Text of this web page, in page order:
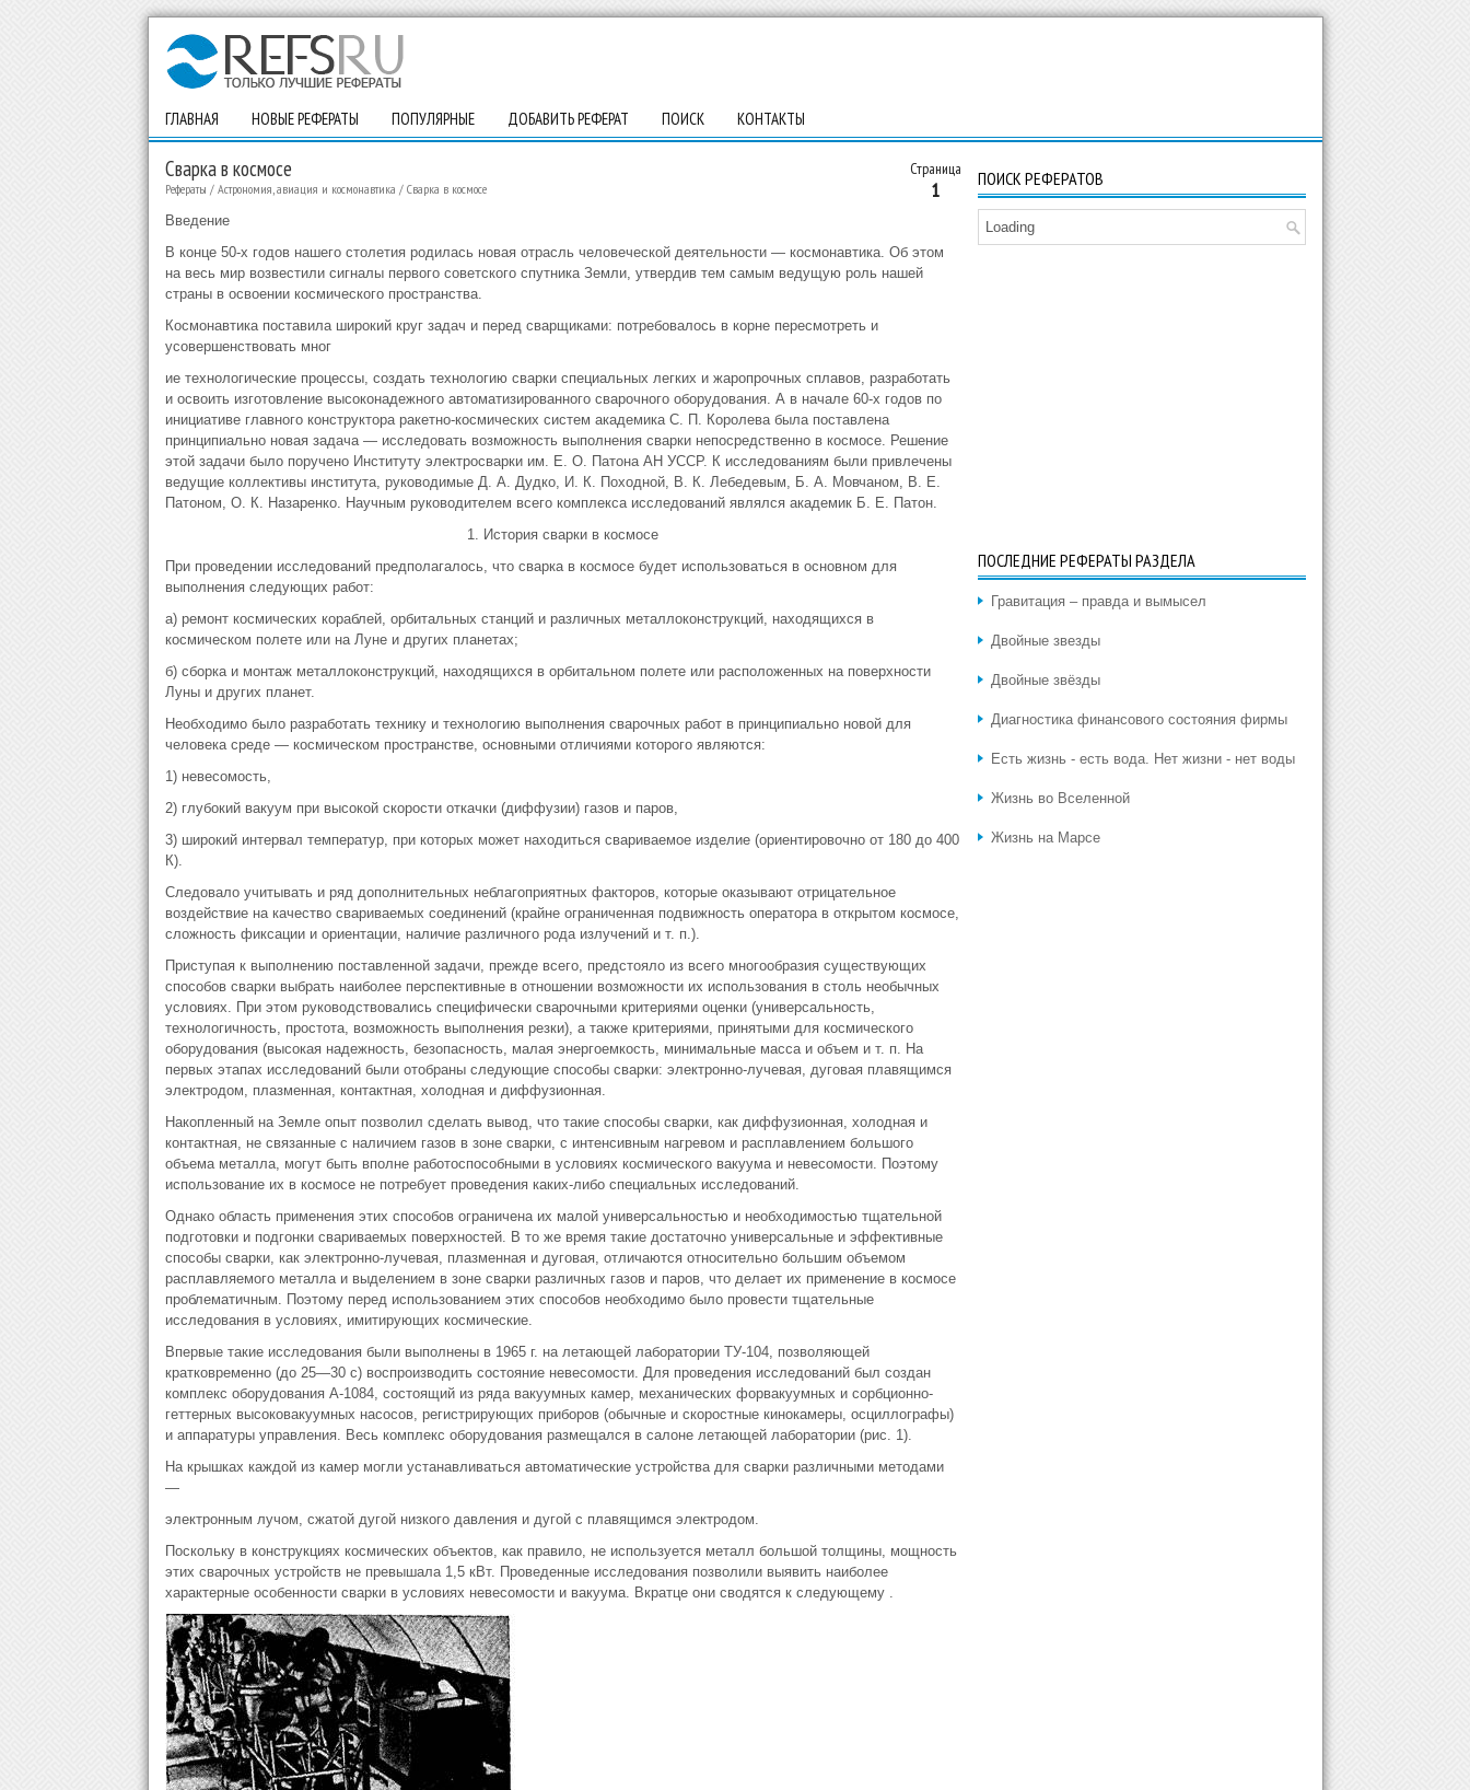
ГЛАВНАЯ НОВЫЕ РЕФЕРАТЫ ПОПУЛЯРНЫЕ ДОБАВИТЬ РЕФЕРАТ ПОИСК КОНТАКТЫ
Страница
1
Сварка в космосе
Рефераты / Астрономия, авиация и космонавтика / Сварка в космосе
Введение
В конце 50-х годов нашего столетия родилась новая отрасль человеческой деятельности — космонавтика. Об этом
на весь мир возвестили сигналы первого советского спутника Земли, утвердив тем самым ведущую роль нашей
страны в освоении космического пространства.
Космонавтика поставила широкий круг задач и перед сварщиками: потребовалось в корне пересмотреть и
усовершенствовать мног
ие технологические процессы, создать технологию сварки специальных легких и жаропрочных сплавов, разработать
и освоить изготовление высоконадежного автоматизированного сварочного оборудования. А в начале 60-х годов по
инициативе главного конструктора ракетно-космических систем академика С. П. Королева была поставлена
принципиально новая задача — исследовать возможность выполнения сварки непосредственно в космосе. Решение
этой задачи было поручено Институту электросварки им. Е. О. Патона АН УССР. К исследованиям были привлечены
ведущие коллективы института, руководимые Д. А. Дудко, И. К. Походной, В. К. Лебедевым, Б. А. Мовчаном, В. Е.
Патоном, О. К. Назаренко. Научным руководителем всего комплекса исследований являлся академик Б. Е. Патон.
1. История сварки в космосе
При проведении исследований предполагалось, что сварка в космосе будет использоваться в основном для
выполнения следующих работ:
а) ремонт космических кораблей, орбитальных станций и различных металлоконструкций, находящихся в
космическом полете или на Луне и других планетах;
б) сборка и монтаж металлоконструкций, находящихся в орбитальном полете или расположенных на поверхности
Луны и других планет.
Необходимо было разработать технику и технологию выполнения сварочных работ в принципиально новой для
человека среде — космическом пространстве, основными отличиями которого являются:
1) невесомость,
2) глубокий вакуум при высокой скорости откачки (диффузии) газов и паров,
3) широкий интервал температур, при которых может находиться свариваемое изделие (ориентировочно от 180 до 400
К).
Следовало учитывать и ряд дополнительных неблагоприятных факторов, которые оказывают отрицательное
воздействие на качество свариваемых соединений (крайне ограниченная подвижность оператора в открытом космосе,
сложность фиксации и ориентации, наличие различного рода излучений и т. п.).
Приступая к выполнению поставленной задачи, прежде всего, предстояло из всего многообразия существующих
способов сварки выбрать наиболее перспективные в отношении возможности их использования в столь необычных
условиях. При этом руководствовались специфически сварочными критериями оценки (универсальность,
технологичность, простота, возможность выполнения резки), а также критериями, принятыми для космического
оборудования (высокая надежность, безопасность, малая энергоемкость, минимальные масса и объем и т. п. На
первых этапах исследований были отобраны следующие способы сварки: электронно-лучевая, дуговая плавящимся
электродом, плазменная, контактная, холодная и диффузионная.
Накопленный на Земле опыт позволил сделать вывод, что такие способы сварки, как диффузионная, холодная и
контактная, не связанные с наличием газов в зоне сварки, с интенсивным нагревом и расплавлением большого
объема металла, могут быть вполне работоспособными в условиях космического вакуума и невесомости. Поэтому
использование их в космосе не потребует проведения каких-либо специальных исследований.
Однако область применения этих способов ограничена их малой универсальностью и необходимостью тщательной
подготовки и подгонки свариваемых поверхностей. В то же время такие достаточно универсальные и эффективные
способы сварки, как электронно-лучевая, плазменная и дуговая, отличаются относительно большим объемом
расплавляемого металла и выделением в зоне сварки различных газов и паров, что делает их применение в космосе
проблематичным. Поэтому перед использованием этих способов необходимо было провести тщательные
исследования в условиях, имитирующих космические.
Впервые такие исследования были выполнены в 1965 г. на летающей лаборатории ТУ-104, позволяющей
кратковременно (до 25—30 с) воспроизводить состояние невесомости. Для проведения исследований был создан
комплекс оборудования А-1084, состоящий из ряда вакуумных камер, механических форвакуумных и сорбционно-
геттерных высоковакуумных насосов, регистрирующих приборов (обычные и скоростные кинокамеры, осциллографы)
и аппаратуры управления. Весь комплекс оборудования размещался в салоне летающей лаборатории (рис. 1).
На крышках каждой из камер могли устанавливаться автоматические устройства для сварки различными методами
—
электронным лучом, сжатой дугой низкого давления и дугой с плавящимся электродом.
Поскольку в конструкциях космических объектов, как правило, не используется металл большой толщины, мощность
этих сварочных устройств не превышала 1,5 кВт. Проведенные исследования позволили выявить наиболее
характерные особенности сварки в условиях невесомости и вакуума. Вкратце они сводятся к следующему .
ПОИСК РЕФЕРАТОВ
Loading
ПОСЛЕДНИЕ РЕФЕРАТЫ РАЗДЕЛА
Гравитация – правда и вымысел
Двойные звезды
Двойные звёзды
Диагностика финансового состояния фирмы
Есть жизнь - есть вода. Нет жизни - нет воды
Жизнь во Вселенной
Жизнь на Марсе